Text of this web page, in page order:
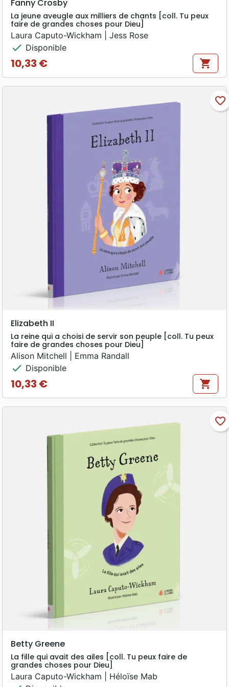
Fanny Crosby
La jeune aveugle aux milliers de chants [coll. Tu peux
faire de grandes choses pour Dieu]
Laura Caputo-Wickham | Jess Rose
check Disponible
Prix
10,33 € shopping_cart
favorite_border
Elizabeth II
La reine qui a choisi de servir son peuple [coll. Tu peux
faire de grandes choses pour Dieu]
Alison Mitchell | Emma Randall
check Disponible
Prix
10,33 € shopping_cart
favorite_border
Betty Greene
La fille qui avait des ailes [coll. Tu peux faire de
grandes choses pour Dieu]
Laura Caputo-Wickham | Héloïse Mab